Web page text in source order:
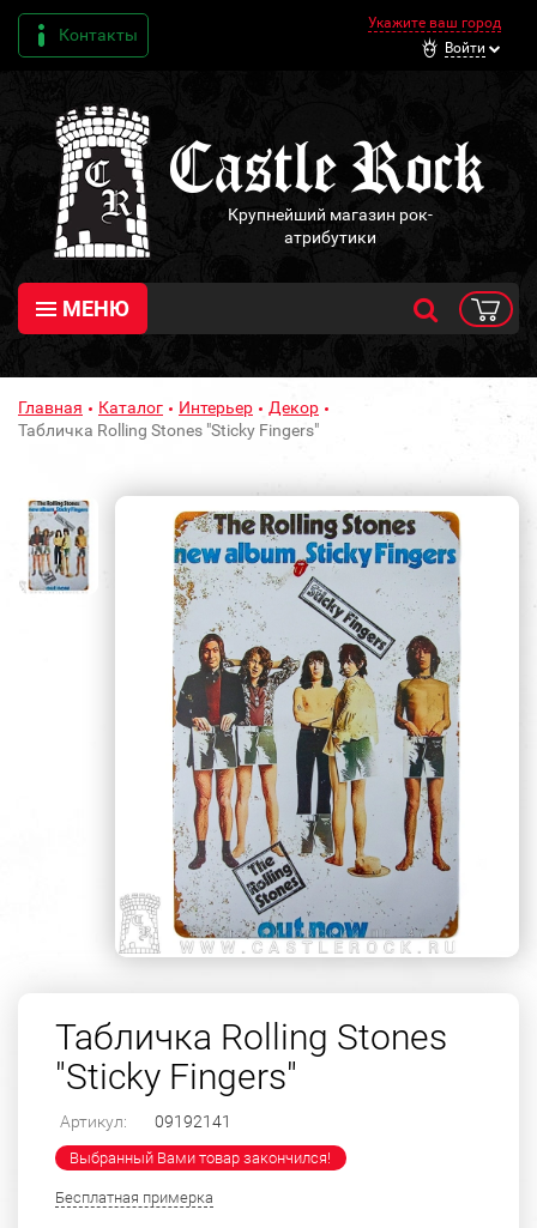
Контакты
Укажите ваш город
Войти
Крупнейший магазин рок-
атрибутики
МЕНЮ
Главная Каталог Интерьер
Декор
Табличка Rolling Stones "Sticky Fingers"
Табличка Rolling Stones
"Sticky Fingers"
Артикул: 09192141
Выбранный Вами товар закончился!
Бесплатная примерка